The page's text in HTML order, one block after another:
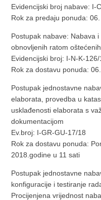
Evidencijski broj nabave: I-
Rok za predaju ponuda:
Postupak nabave: Nabava
obnovljenih ratom
Evidencijski broj: I-N-K-126/
Rok za dostavu ponuda:
Postupak jednostavne
elaborata, provedba u
usklađenosti elaborata s
dokumentacijom
Ev.broj: I-GR-GU-17/18
Rok za dostavu ponuda:
2018.godine u 11 sati
Postupak jednostavne
konfiguracije i testiranje
Procijenjena vrijednost